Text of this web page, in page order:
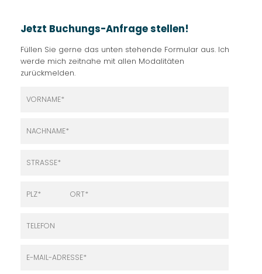
Jetzt Buchungs-Anfrage stellen!
Füllen Sie gerne das unten stehende Formular aus. Ich
werde mich zeitnahe mit allen Modalitäten
zurückmelden.